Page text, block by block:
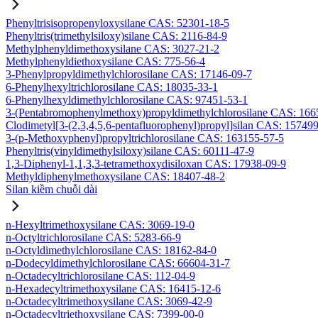
Phenyltrisisopropenyloxysilane CAS: 52301-18-5
Phenyltris(trimethylsiloxy)silane CAS: 2116-84-9
Methylphenyldimethoxysilane CAS: 3027-21-2
Methylphenyldiethoxysilane CAS: 775-56-4
3-Phenylpropyldimethylchlorosilane CAS: 17146-09-7
6-Phenylhexyltrichlorosilane CAS: 18035-33-1
6-Phenylhexyldimethylchlorosilane CAS: 97451-53-1
3-(Pentabromophenylmethoxy)propyldimethylchlorosilane CAS:
Clodimetyl[3-(2,3,4,5,6-pentafluorophenyl)propyl]silan CAS:
3-(p-Methoxyphenyl)propyltrichlorosilane CAS: 163155-57-5
Phenyltris(vinyldimethylsiloxy)silane CAS: 60111-47-9
1,3-Diphenyl-1,1,3,3-tetramethoxydisiloxan CAS: 17938-09-9
Methyldiphenylmethoxysilane CAS: 18407-48-2
Silan kiềm chuỗi dài
n-Hexyltrimethoxysilane CAS: 3069-19-0
n-Octyltrichlorosilane CAS: 5283-66-9
n-Octyldimethylchlorosilane CAS: 18162-84-0
n-Dodecyldimethylchlorosilane CAS: 66604-31-7
n-Octadecyltrichlorosilane CAS: 112-04-9
n-Hexadecyltrimethoxysilane CAS: 16415-12-6
n-Octadecyltrimethoxysilane CAS: 3069-42-9
n-Octadecyltriethoxysilane CAS: 7399-00-0